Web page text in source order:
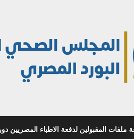
المقبولين لدفعة الاطباء المصريين دور